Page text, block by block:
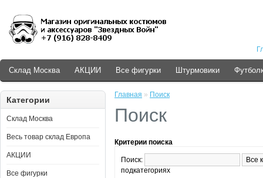
Склад Москва АКЦИИ Все фигурки Штурмовики
Категории
Склад Москва
Весь товар склад Европа
АКЦИИ
Все фигурки
Главная » Поиск
Поиск
Критерии поиска
Поиск:
подкатегориях